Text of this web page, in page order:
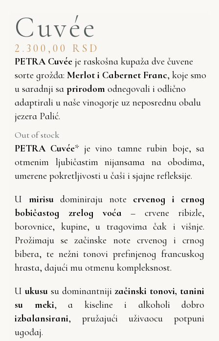
Cuvée
2.300,00 RSD
PETRA Cuvée je raskošna kupaža dve čuvene
sorte grožđa: Merlot i Cabernet Franc, koje smo
u saradnji sa prirodom odnegovali i odlično
adaptirali u naše vinogorje uz neposrednu obalu
jezera Palić.
Out of stock
PETRA Cuvée* je vino tamne rubin boje, sa
otmenim ljubičastim nijansama na obodima,
umerene pokretljivosti u čaši i sjajne refleksije.
U mirisudominiraju note crvenog i crnog
bobičastog zrelog voća– crvene ribizle,
borovnice, kupine, u tragovima čak i višnje.
Prožimaju se začinske note crvenog i crnog
bibera, te nežni tonovi prefinjenog francuskog
hrasta, dajući mu otmenu kompleksnost.
U ukususu dominantniji začinski tonovi, tanini
su meki, a kiseline i alkoholi dobro
izbalansirani, pružajući uživaocu potpuni
ugođaj.